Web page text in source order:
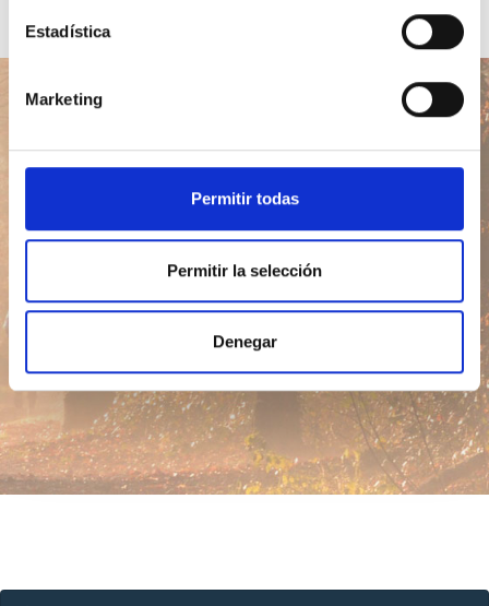
Estadística
Marketing
Permitir todas
Permitir la selección
Denegar
Lección del día
Ir
Introducción Índice